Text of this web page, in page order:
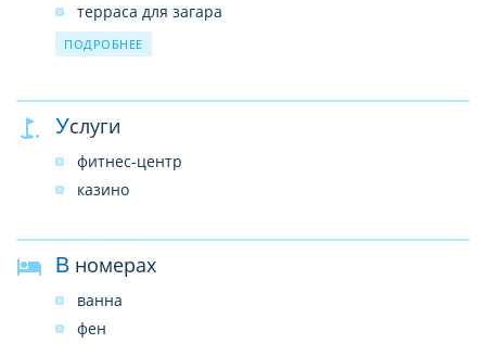
терраса для загара
ресторан
ресторан (меню)
ресторан («шведский стол»)
обмен валюты
общий лаундж/гостиная с телевизором
прачечная / химчистка
конференц-зал/банкетный зал
бизнес-центр
ПОДРОБНЕЕ
Услуги
фитнес-центр
казино
В номерах
ванна
фен